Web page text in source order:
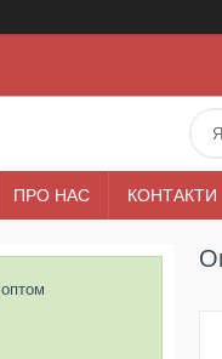
ПРО НАС КОНТАКТИ